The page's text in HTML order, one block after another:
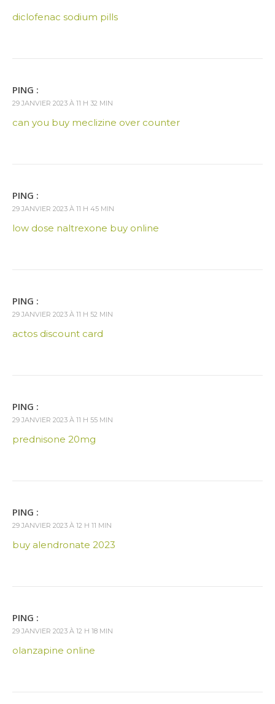
diclofenac sodium pills
PING :
29 JANVIER 2023 À 11 H 32 MIN
can you buy meclizine over counter
PING :
29 JANVIER 2023 À 11 H 45 MIN
low dose naltrexone buy online
PING :
29 JANVIER 2023 À 11 H 52 MIN
actos discount card
PING :
29 JANVIER 2023 À 11 H 55 MIN
prednisone 20mg
PING :
29 JANVIER 2023 À 12 H 11 MIN
buy alendronate 2023
PING :
29 JANVIER 2023 À 12 H 18 MIN
olanzapine online